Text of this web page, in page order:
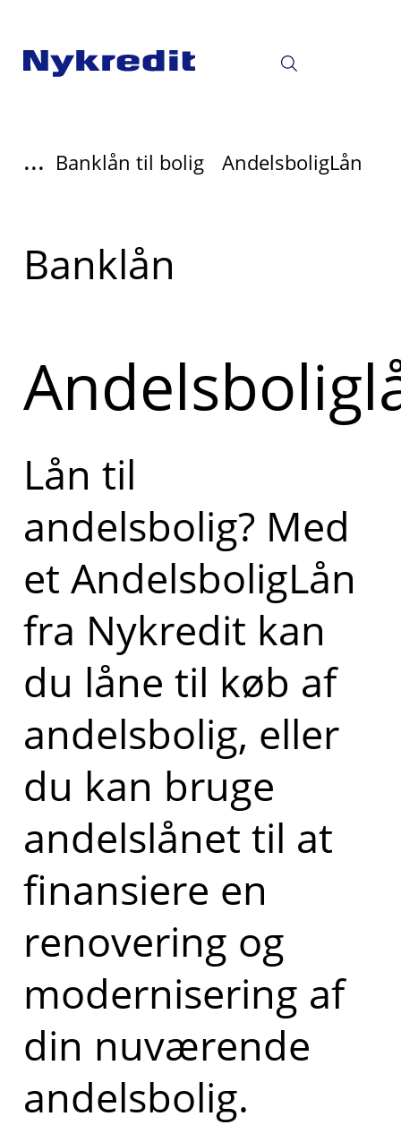
... Banklån til bolig AndelsboligLån
Læs
mere
Banklån
Lån til
andelsbolig? Med
et AndelsboligLån
fra Nykredit kan
du låne til køb af
andelsbolig, eller
du kan bruge
andelslånet til at
finansiere en
renovering og
modernisering af
din nuværende
andelsbolig.